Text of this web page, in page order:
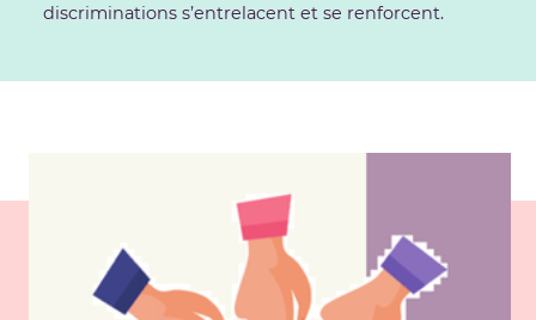
discriminations s’entrelacent et se renforcent.